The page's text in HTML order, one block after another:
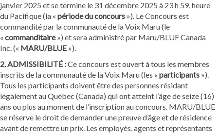
janvier 2025 et se termine le 31 décembre 2025 à 23 h 59, heure
du Pacifique (la « période du concours »). Le Concours est
commandité par la communauté de la Voix Maru (le
« commanditaire») et sera administré par Maru/BLUE Canada
Inc. (« MARU/BLUE»).
2. ADMISSIBILITÉ :Ce concours est ouvert à tous les membres
inscrits de la communauté de la Voix Maru (les « participants »).
Tous les participants doivent être des personnes résidant
légalement au Québec (Canada) qui ont atteint l’âge de seize (16)
ans ou plus au moment de l’inscription au concours. MARU/BLUE
se réserve le droit de demander une preuve d’âge et de résidence
avant de remettre un prix. Les employés, agents et représentants